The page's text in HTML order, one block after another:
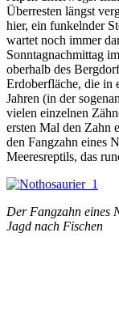
Überresten längst
hier, ein funkelnder
wartet noch immer
Sonntagnachmittag
oberhalb des
Erdoberfläche, die in
Jahren (in der
vielen einzelnen
ersten Mal den Zahn
den Fangzahn eines
Meeresreptils, das
Der Fangzahn eines
Jagd nach Fischen